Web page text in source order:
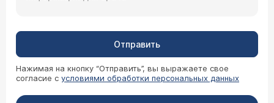
Отправить
Нажимая на кнопку “Отправить”, вы выражаете свое
согласие с условиями обработки персональных данных